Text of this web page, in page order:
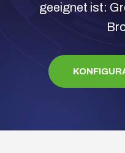
geeignet ist: